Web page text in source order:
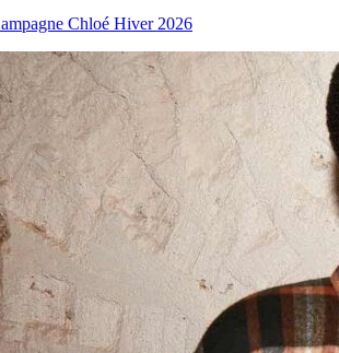
Chloé Hiver 2026